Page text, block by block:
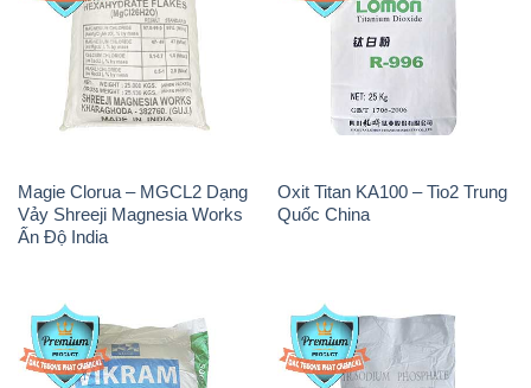
Magie Clorua – MGCL2 Dạng
Vảy Shreeji Magnesia Works
Ấn Độ India
Oxit Titan KA100 – Tio2 Trung
Quốc China